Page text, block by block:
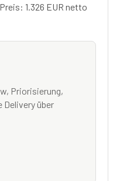
1.326 EUR netto
Priorisierung,
Delivery über